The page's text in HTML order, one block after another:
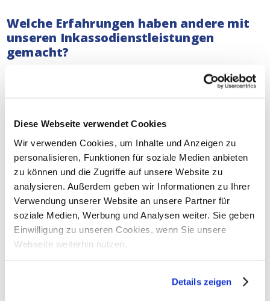
Diese Webseite verwendet Cookies
Wir verwenden Cookies, um Inhalte und Anzeigen zu
personalisieren, Funktionen für soziale Medien anbieten
zu können und die Zugriffe auf unsere Website zu
analysieren. Außerdem geben wir Informationen zu Ihrer
Verwendung unserer Website an unsere Partner für
soziale Medien, Werbung und Analysen weiter. Sie geben
Einwilligung zu unseren Cookies, wenn Sie unsere
Webseite weiterhin nutzen.
Details zeigen
Welche Erfahrungen haben andere mit
unseren Inkassodienstleistungen
gemacht?
befassen sich mit ernsten
Fällen. Ganz gleich, ob Sie ein Kleinunternehmer oder
Unternehmen sollte mit leeren Händen dastehen, wenn
es hart gearbeitet hat.Lesen Sie hier, was wir in der
Vergangenheit für andere Unternehmen getan haben.
Unterstützung bei gerichtlichen
Inkassoverfahren in Lausanne
Sowohl bei außergerichtlichen als auch bei
gerichtlichen Inkassoverfahren im gesamtender
Schweizkönnen Sie sich jederzeit auf unsere Dienste
bei gerichtlichen Verfahren in Lausanne helfen: